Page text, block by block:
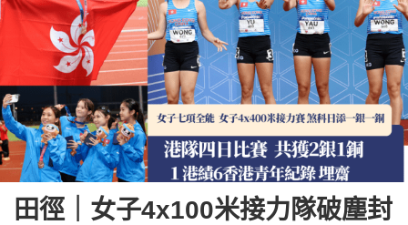
田徑｜女子4x100米接力隊破塵封